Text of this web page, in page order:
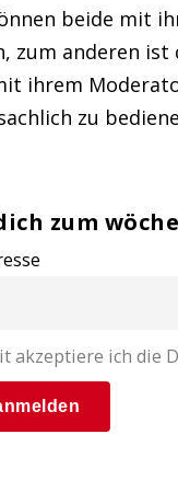
beide mit
zum anderen ist
ihrem
zu
zum
akzeptiere ich die